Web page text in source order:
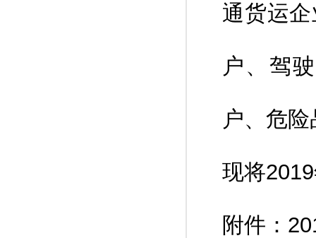
通货运
户、驾
户、危
现将
附件：